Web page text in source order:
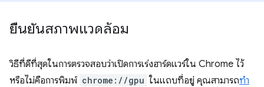
ยืนยันสภาพแวดล้อม
วิธีที่ดีที่สุดในการตรวจสอบว่าเปิดการเร่งฮาร์ดแวร์ใน Chrome ไว้
หรือไม่คือการพิมพ์ chrome://gpu ในแถบที่อยู่ คุณสามารถทํา